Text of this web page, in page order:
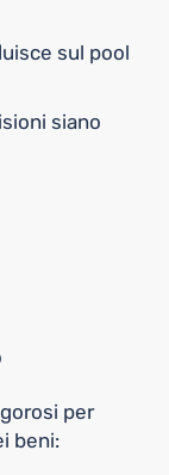
sul pool
siano
per
beni: